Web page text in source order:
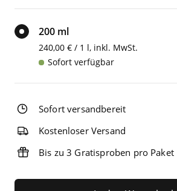
200 ml
240,00 € / 1 l, inkl. MwSt.
Sofort verfügbar
Sofort versandbereit
Kostenloser Versand
Bis zu 3 Gratisproben pro Paket